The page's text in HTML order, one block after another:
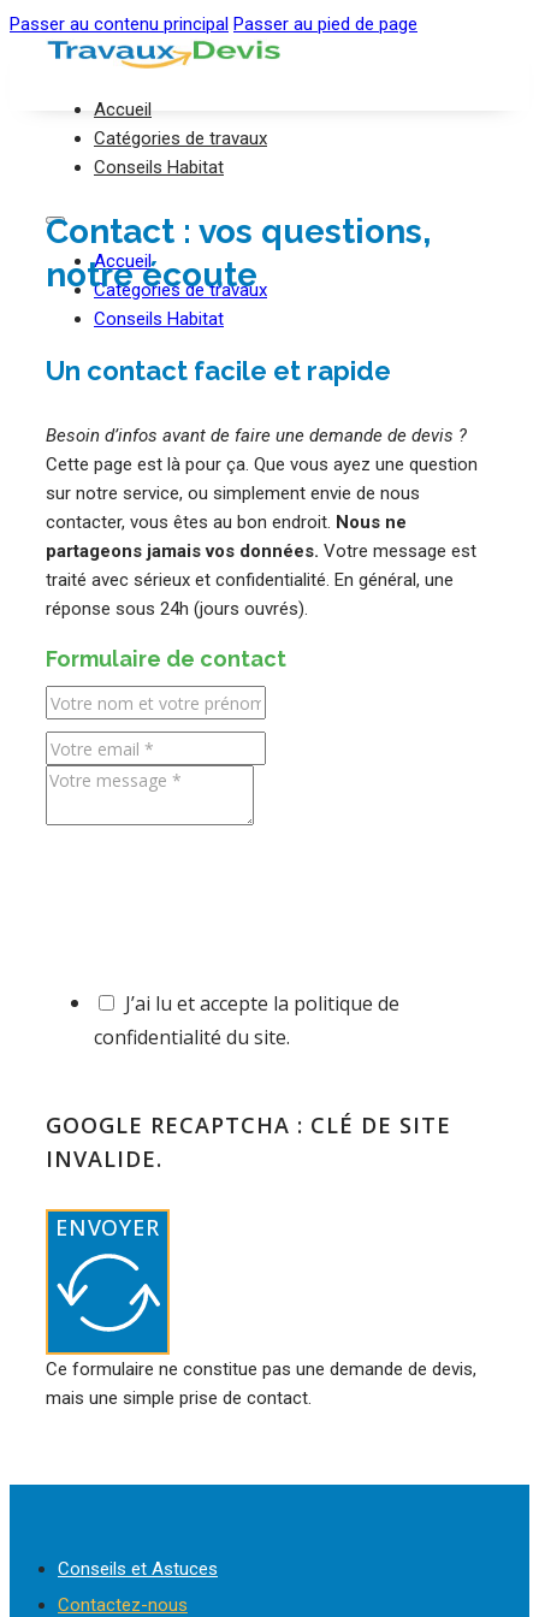
Passer au contenu principal Passer au pied de page
Accueil
Catégories de travaux
Conseils Habitat
Accueil
Catégories de travaux
Conseils Habitat
Contact : vos questions,
notre écoute
Un contact facile et rapide
Besoin d’infos avant de faire une demande de devis ?
Cette page est là pour ça. Que vous ayez une question
sur notre service, ou simplement envie de nous
contacter, vous êtes au bon endroit. Nous ne
partageons jamais vos données. Votre message est
traité avec sérieux et confidentialité. En général, une
réponse sous 24h (jours ouvrés).
Formulaire de contact
J’ai lu et accepte la politique de
confidentialité du site.
GOOGLE RECAPTCHA : CLÉ DE SITE
INVALIDE.
ENVOYER
Ce formulaire ne constitue pas une demande de devis,
mais une simple prise de contact.
Conseils et Astuces
Contactez-nous